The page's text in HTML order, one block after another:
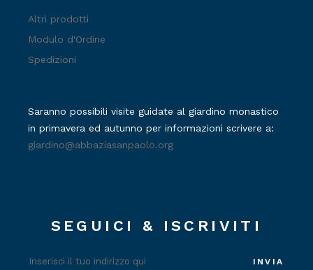
Altri prodotti
Modulo d'Ordine
Spedizioni
Saranno possibili visite guidate al giardino monastico
in primavera ed autunno per informazioni scrivere a:
giardino@abbaziasanpaolo.org
SEGUICI & ISCRIVITI
INVIA